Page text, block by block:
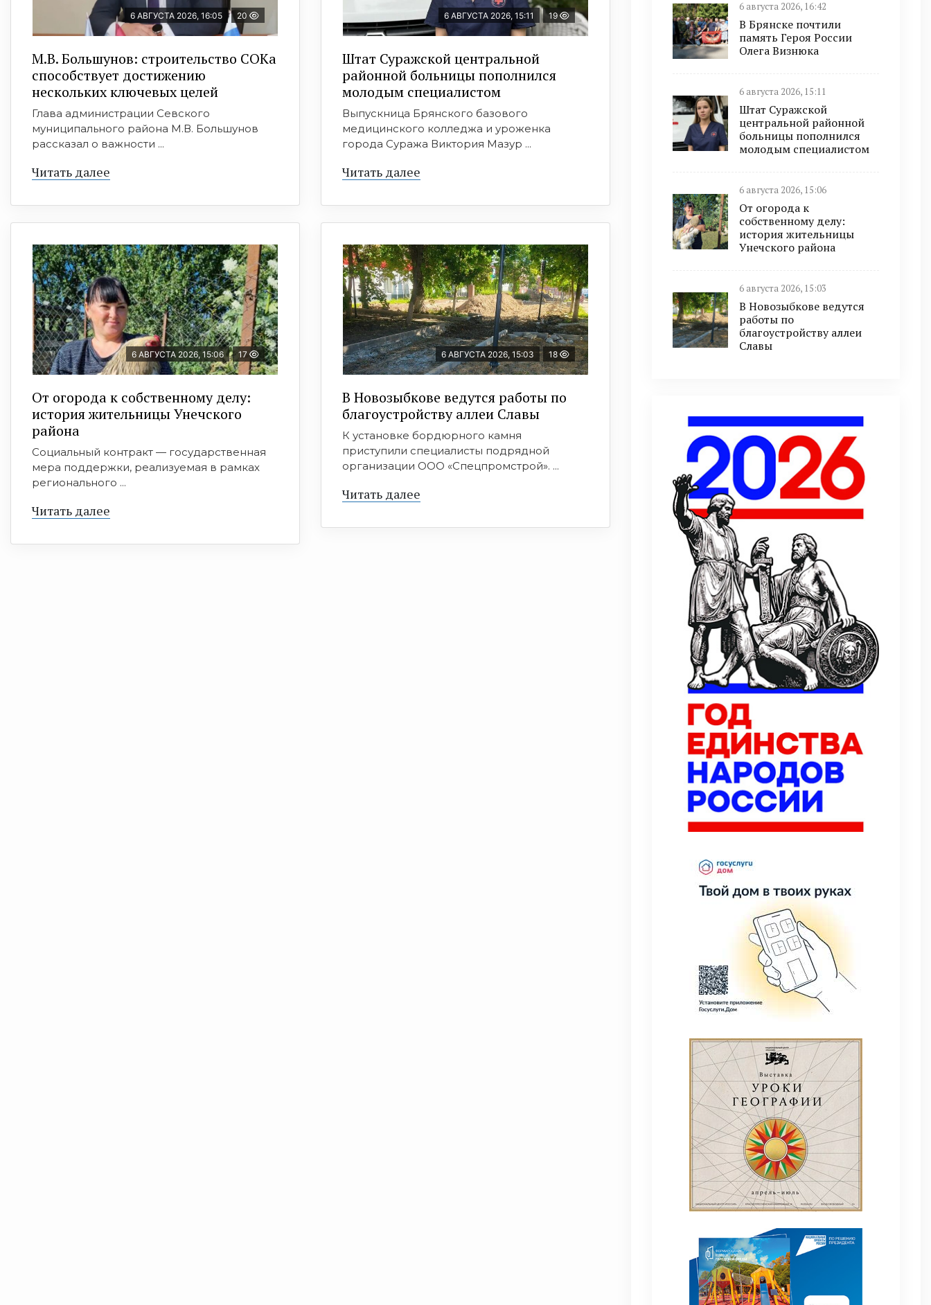
6 АВГУСТА 2026, 16:05 20
М.В. Большунов: строительство СОКа
способствует достижению
нескольких ключевых целей
Глава администрации Севского
муниципального района М.В. Большунов
рассказал о важности ...
Читать далее
6 АВГУСТА 2026, 15:11 19
Штат Суражской центральной
районной больницы пополнился
молодым специалистом
Выпускница Брянского базового
медицинского колледжа и уроженка
города Суража Виктория Мазур ...
Читать далее
6 АВГУСТА 2026, 15:06 17
От огорода к собственному делу:
история жительницы Унечского
района
Социальный контракт — государственная
мера поддержки, реализуемая в рамках
регионального ...
Читать далее
6 АВГУСТА 2026, 15:03 18
В Новозыбкове ведутся работы по
благоустройству аллеи Славы
К установке бордюрного камня
приступили специалисты подрядной
организации ООО «Спецпромстрой». ...
Читать далее
6 августа 2026, 16:42
В Брянске почтили
память Героя России
Олега Визнюка
6 августа 2026, 15:11
Штат Суражской
центральной районной
больницы пополнился
молодым специалистом
6 августа 2026, 15:06
От огорода к
собственному делу:
история жительницы
Унечского района
6 августа 2026, 15:03
В Новозыбкове ведутся
работы по
благоустройству аллеи
Славы